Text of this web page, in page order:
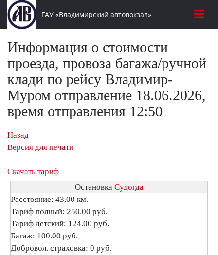
ГАУ «Владимирский автовокзал»
Информация о стоимости
проезда, провоза багажа/ручной
клади по рейсу Владимир-
Муром отправление 18.06.2026,
время отправления 12:50
Назад
Версия для печати
Скачать тариф
Остановка Судогда
Расстояние: 43,00 км.
Тариф полный: 250.00 руб.
Тариф детский: 124.00 руб.
Багаж: 100.00 руб.
Добровол. страховка: 0 руб.